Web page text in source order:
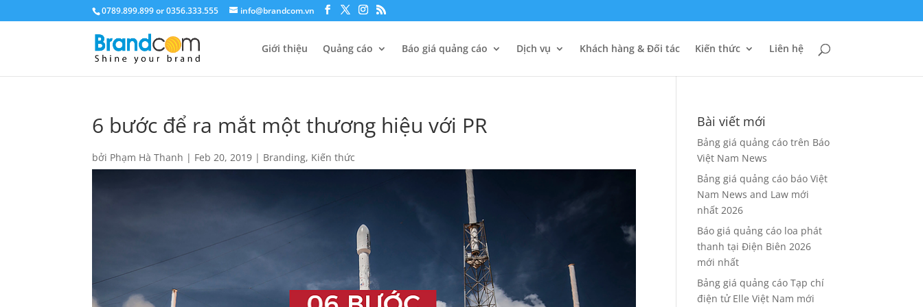
0789.899.899 or 0356.333.555 info@brandcom.vn
Giới thiệu Quảng cáo Báo giá quảng cáo Dịch vụ Khách hàng & Đối tác Kiến thức Liên hệ
6 bước để ra mắt một thương hiệu với PR
bởi Phạm Hà Thanh | Feb 20, 2019 | Branding, Kiến thức
Bài viết mới
Bảng giá quảng cáo trên Báo
Việt Nam News
Bảng giá quảng cáo báo Việt
Nam News and Law mới
nhất 2026
Báo giá quảng cáo loa phát
thanh tại Điện Biên 2026
mới nhất
Bảng giá quảng cáo Tạp chí
điện tử Elle Việt Nam mới